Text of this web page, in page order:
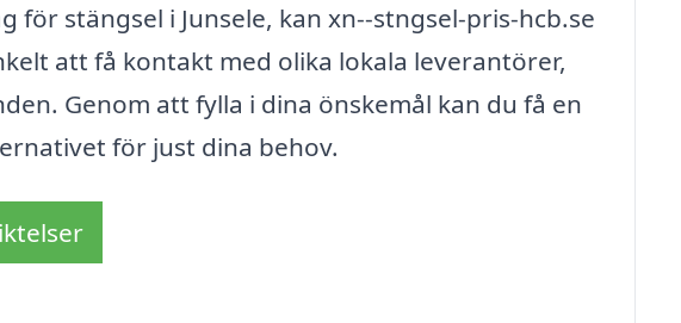
stängsel i Junsele, kan xn--stngsel-pris-hcb.se
att få kontakt med olika lokala leverantörer,
Genom att fylla i dina önskemål kan du få en
för just dina behov.